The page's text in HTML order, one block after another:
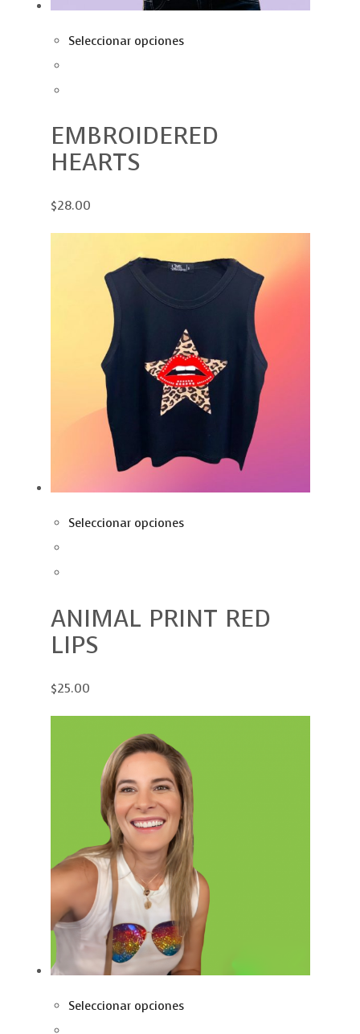
Seleccionar opciones
EMBROIDERED
HEARTS
$28.00
Seleccionar opciones
ANIMAL PRINT RED
LIPS
$25.00
Seleccionar opciones